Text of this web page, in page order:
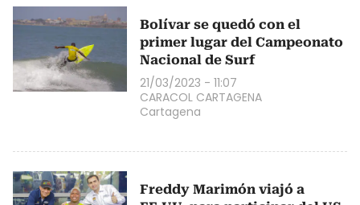
Bolívar se quedó con el
primer lugar del Campeonato
Nacional de Surf
21/03/2023 - 11:07
CARACOL CARTAGENA
Cartagena
Freddy Marimón viajó a